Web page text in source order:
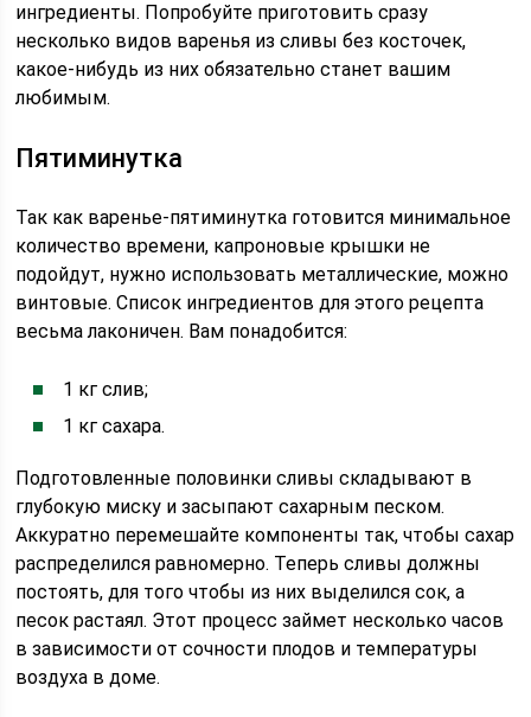
ингредиенты. Попробуйте приготовить сразу
несколько видов варенья из сливы без косточек,
какое-нибудь из них обязательно станет вашим
любимым.
Пятиминутка
Так как варенье-пятиминутка готовится минимальное
количество времени, капроновые крышки не
подойдут, нужно использовать металлические, можно
винтовые. Список ингредиентов для этого рецепта
весьма лаконичен. Вам понадобится:
1 кг слив;
1 кг сахара.
Подготовленные половинки сливы складывают в
глубокую миску и засыпают сахарным песком.
Аккуратно перемешайте компоненты так, чтобы сахар
распределился равномерно. Теперь сливы должны
постоять, для того чтобы из них выделился сок, а
песок растаял. Этот процесс займет несколько часов
в зависимости от сочности плодов и температуры
воздуха в доме.